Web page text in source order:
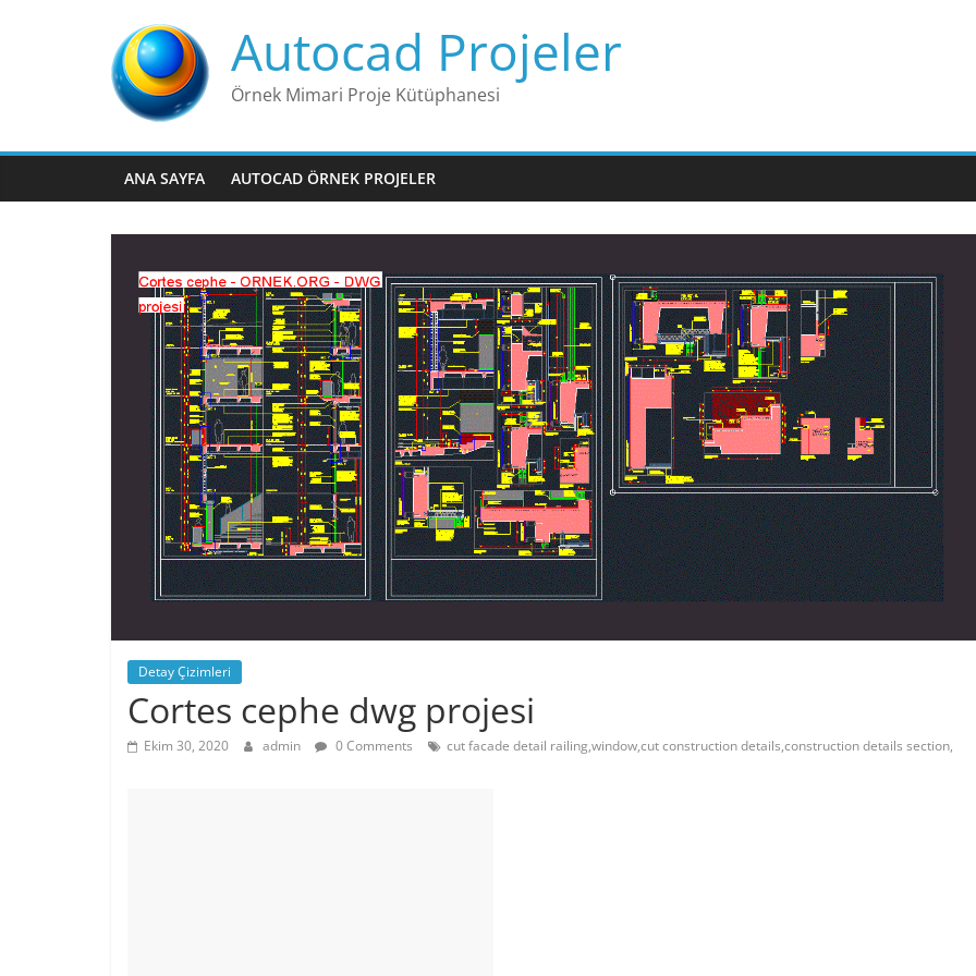
Autocad Projeler
Örnek Mimari Proje Kütüphanesi
ANA SAYFA AUTOCAD ÖRNEK PROJELER
Detay Çizimleri
Cortes cephe dwg projesi
Ekim 30, 2020 admin 0 Comments cut facade detail railing,window,cut construction details,construction details section,